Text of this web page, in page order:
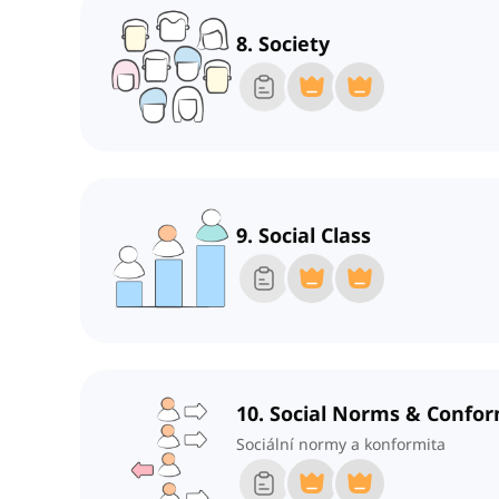
8. Society
9. Social Class
10. Social Norms &
Sociální normy a konformita